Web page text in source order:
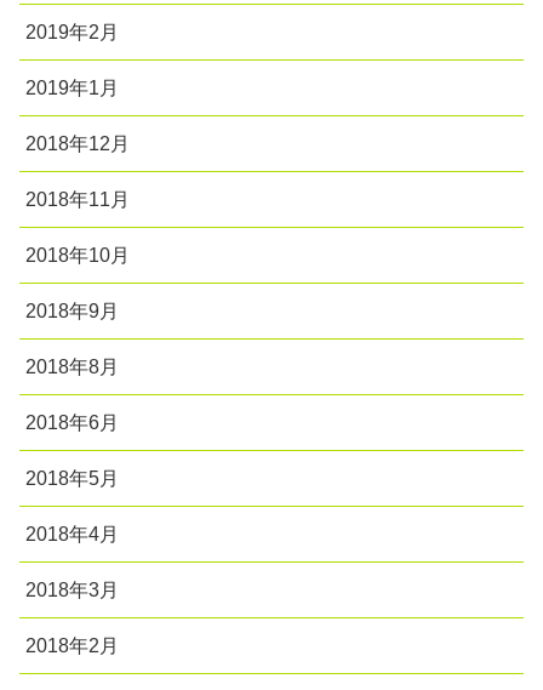
2019年2月
2019年1月
2018年12月
2018年11月
2018年10月
2018年9月
2018年8月
2018年6月
2018年5月
2018年4月
2018年3月
2018年2月